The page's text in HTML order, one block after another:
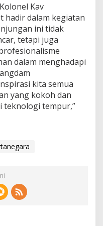
Kav
hadir dalam kegiatan
ini tidak
tetapi juga
dalam menghadapi
kita semua
yang kokoh dan
teknologi tempur,”